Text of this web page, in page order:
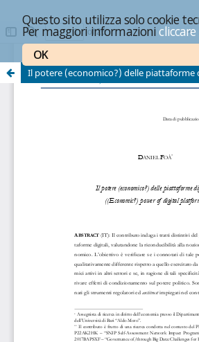
Questo sito utilizza solo cookie
Per maggiori informazioni
OK